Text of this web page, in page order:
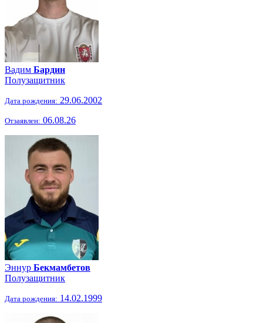
Вадим Бардин
Полузащитник
Дата рождения: 29.06.2002
Отзаявлен: 06.08.26
Эннур Бекмамбетов
Полузащитник
Дата рождения: 14.02.1999